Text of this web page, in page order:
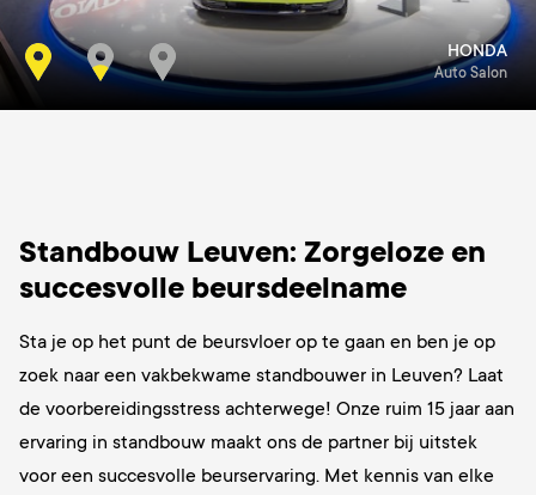
HONDA
Auto Salon
Standbouw Leuven: Zorgeloze en
succesvolle beursdeelname
Sta je op het punt de beursvloer op te gaan en ben je op
zoek naar een vakbekwame standbouwer in Leuven? Laat
de voorbereidingsstress achterwege! Onze ruim 15 jaar aan
ervaring in standbouw maakt ons de partner bij uitstek
voor een succesvolle beurservaring. Met kennis van elke